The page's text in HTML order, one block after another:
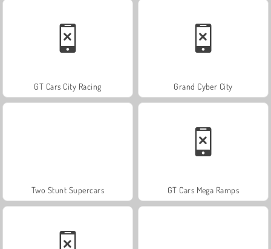
GT Cars City Racing Grand Cyber City
Two Stunt Supercars GT Cars Mega Ramps